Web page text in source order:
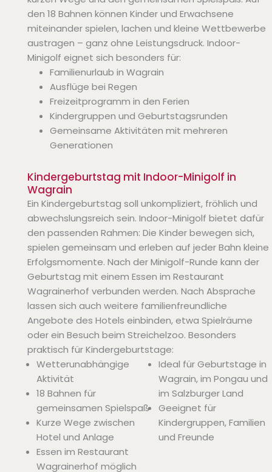
den 18 Bahnen können Kinder und Erwachsene
miteinander spielen, lachen und kleine Wettbewerbe
austragen – ganz ohne Leistungsdruck. Indoor-
Minigolf eignet sich besonders für:
Familienurlaub in Wagrain
Ausflüge bei Regen
Freizeitprogramm in den Ferien
Kindergruppen und Geburtstagsrunden
Gemeinsame Aktivitäten mit mehreren
Generationen
Kindergeburtstag mit Indoor-Minigolf in
Wagrain
Ein Kindergeburtstag soll unkompliziert, fröhlich und
abwechslungsreich sein. Indoor-Minigolf bietet dafür
den passenden Rahmen: Die Kinder bewegen sich,
spielen gemeinsam und erleben auf jeder Bahn kleine
Erfolgsmomente. Nach der Minigolf-Runde kann der
Geburtstag mit einem Essen im Restaurant
Wagrainerhof verbunden werden. Nach Absprache
lassen sich auch weitere familienfreundliche
Angebote des Hotels einbinden, etwa Spielräume
oder ein Besuch beim Streichelzoo. Besonders
praktisch für Kindergeburtstage:
Wetterunabhängige
Aktivität
18 Bahnen für
gemeinsamen Spielspaß
Kurze Wege zwischen
Hotel und Anlage
Essen im Restaurant
Wagrainerhof möglich
Ideal für Geburtstage in
Wagrain, im Pongau und
im Salzburger Land
Geeignet für
Kindergruppen, Familien
und Freunde